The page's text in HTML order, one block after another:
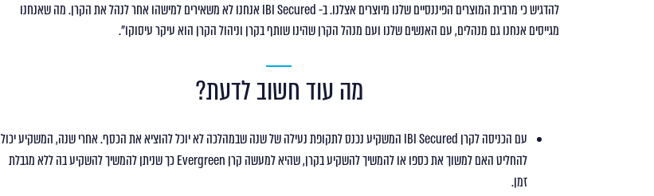
להדגיש כי מרבית המוצרים הפיננסיים שלנו מיוצרים אצלנו. ב- IBI Secured אנחנו לא משאירים למישהו אחר לנהל את הקרן. מה שאנחנו
מגייסים אנחנו גם מנהלים, עם האנשים שלנו ועם מנהל הקרן שהינו שותף בקרן וניהול הקרן הוא עיקר עיסוקו".
מה עוד חשוב לדעת?
עם הכניסה לקרן IBI Secured המשקיע נכנס לתקופת נעילה של שנה שבמהלכה לא יוכל להוציא את הכסף. אחרי שנה, המשקיע יכול
להחליט האם למשוך את כספו או להמשיך להשקיע בקרן, שהיא למעשה קרן Evergreen כך שניתן להמשיך להשקיע בה ללא מגבלת
זמן.